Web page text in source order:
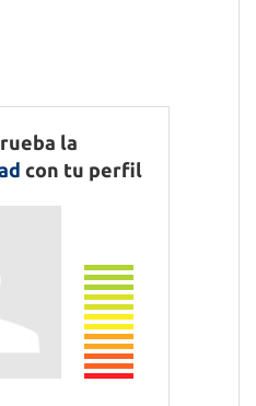
la
con tu perfil